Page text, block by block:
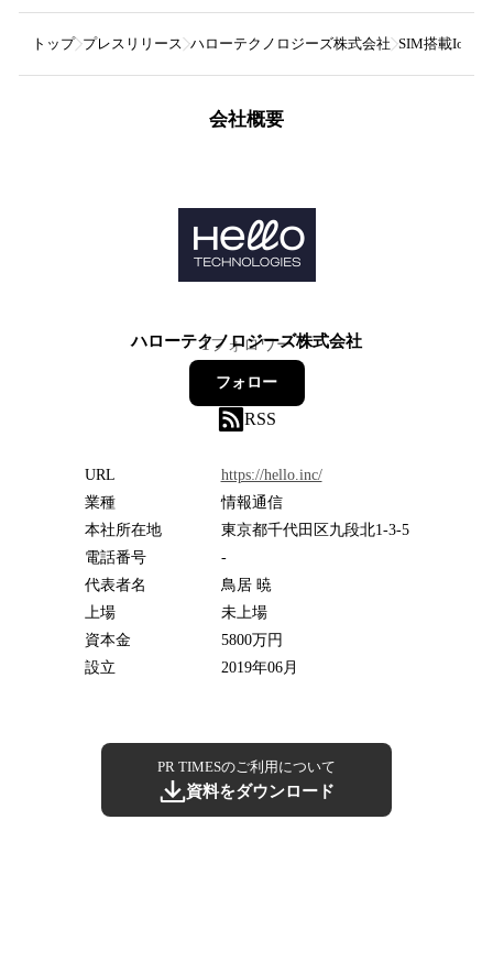
トップ プレスリリース ハローテクノロジーズ株式会社 SIM搭載IoT電
会社概要
ハローテクノロジーズ株式会社
1フォロワー
フォロー
RSS
URL
https://hello.inc/
業種
情報通信
本社所在地
東京都千代田区九段北1-3-5
電話番号
-
代表者名
鳥居 暁
上場
未上場
資本金
5800万円
設立
2019年06月
PR TIMESのご利用について
資料をダウンロード